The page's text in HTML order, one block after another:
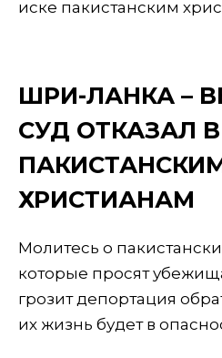
ШРИ-ЛАНКА –
СУД ОТКАЗАЛ
ХРИСТИАНАМ
Молитесь о
которые просят
грозит депортация
их жизнь будет в